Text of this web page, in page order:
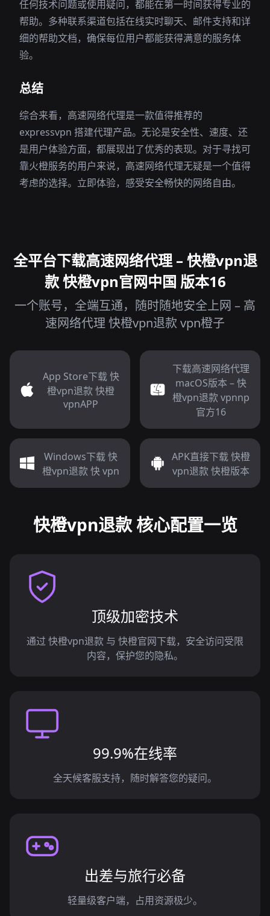
任何技术问题或使用疑问，都能在第一时间获得专业的
帮助。多种联系渠道包括在线实时聊天、邮件支持和详
细的帮助文档，确保每位用户都能获得满意的服务体
验。
总结
综合来看，高速网络代理是一款值得推荐的
expressvpn 搭建代理产品。无论是安全性、速度、还
是用户体验方面，都展现出了优秀的表现。对于寻找可
靠火橙服务的用户来说，高速网络代理无疑是一个值得
考虑的选择。立即体验，感受安全畅快的网络自由。
全平台下载高速网络代理 – 快橙vpn退
款 快橙vpn官网中国 版本16
一个账号，全端互通，随时随地安全上网 – 高
速网络代理 快橙vpn退款 vpn橙子
App Store下载 快
橙vpn退款 快橙
vpnAPP
下载高速网络代理
macOS版本 – 快
橙vpn退款 vpnnp
官方16
Windows下载 快
橙vpn退款 快 vpn
APK直接下载 快橙
vpn退款 快橙版本
快橙vpn退款 核心配置一览
顶级加密技术
通过 快橙vpn退款 与 快橙官网下载，安全访问受限
内容，保护您的隐私。
99.9%在线率
全天候客服支持，随时解答您的疑问。
出差与旅行必备
轻量级客户端，占用资源极少。